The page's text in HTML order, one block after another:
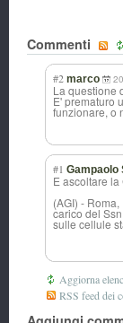
Commenti
#2 marco
La questione
E' prematuro
funzionare, o
#1 Gampaolo
E ascoltare
(AGI) -
carico del
sulle cellule
Aggiorna
RSS feed dei